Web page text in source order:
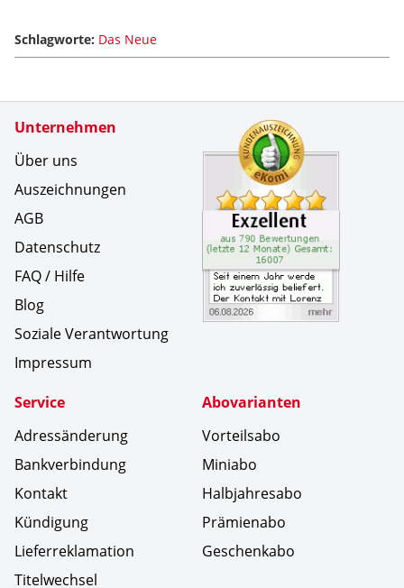
Schlagworte: Das Neue
Unternehmen
Über uns
Auszeichnungen
AGB
Datenschutz
FAQ / Hilfe
Blog
Soziale Verantwortung
Impressum
Service
Adressänderung
Bankverbindung
Kontakt
Kündigung
Lieferreklamation
Titelwechsel
Abovarianten
Vorteilsabo
Miniabo
Halbjahresabo
Prämienabo
Geschenkabo
Zertifikate